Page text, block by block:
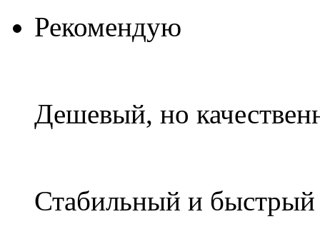
Рекомендую
Дешевый, но
Стабильный и